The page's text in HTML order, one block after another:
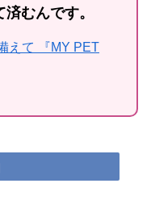
むんです。
えて 『MY PET